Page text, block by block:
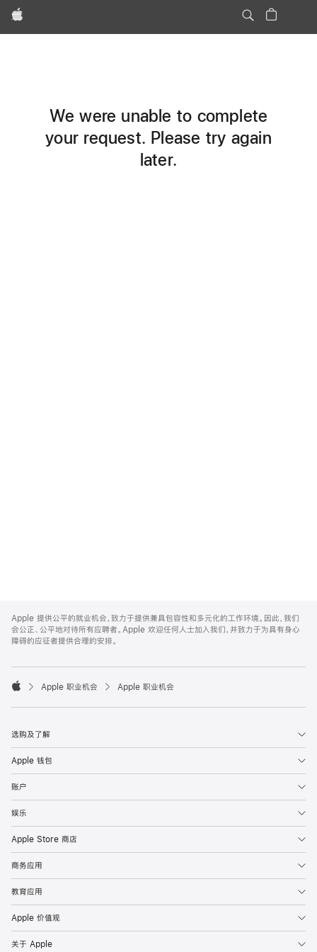
Apple
We were unable to complete
your request. Please try again
later.
Footer
Apple 提供公平的就业机会，致力于提供兼具包容性和多元化的工作环境。因此，我们
会公正、公平地对待所有应聘者。Apple 欢迎任何人士加入我们，并致力于为具有身心
障碍的应征者提供合理的安排。

Apple 职业机会 Apple 职业机会
选购及了解
Apple 钱包
账户
娱乐
Apple Store 商店
商务应用
教育应用
Apple 价值观
关于 Apple